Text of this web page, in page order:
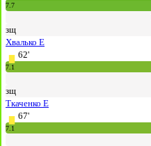
7.7
зщ
Хвалько Е
62'
7.1
зщ
Ткаченко Е
67'
7.1